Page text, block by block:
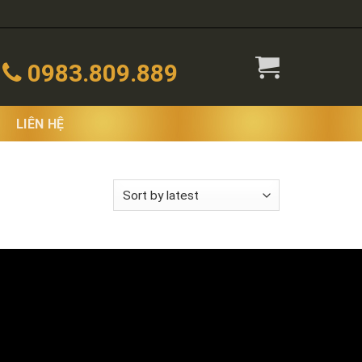
0983.809.889
LIÊN HỆ